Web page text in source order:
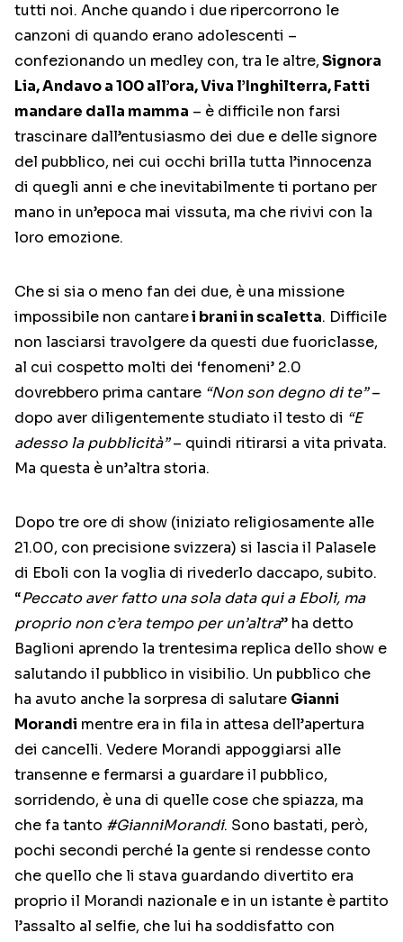
tutti noi. Anche quando i due ripercorrono le
canzoni di quando erano adolescenti –
confezionando un medley con, tra le altre,Signora
Lia, Andavo a 100 all’ora, Viva l’Inghilterra, Fatti
mandare dalla mamma – è difficile non farsi
trascinare dall’entusiasmo dei due e delle signore
del pubblico, nei cui occhi brilla tutta l’innocenza
di quegli anni e che inevitabilmente ti portano per
mano in un’epoca mai vissuta, ma che rivivi con la
loro emozione.
Che si sia o meno fan dei due, è una missione
impossibile non cantarei brani in scaletta. Difficile
non lasciarsi travolgere da questi due fuoriclasse,
al cui cospetto molti dei ‘fenomeni’ 2.0
dovrebbero prima cantare “Non son degno di te”–
dopo aver diligentemente studiato il testo di “E
adesso la pubblicità”– quindi ritirarsi a vita privata.
Ma questa è un’altra storia.
Dopo tre ore di show (iniziato religiosamente alle
21.00, con precisione svizzera) si lascia il Palasele
di Eboli con la voglia di rivederlo daccapo, subito.
“Peccato aver fatto una sola data qui a Eboli, ma
proprio non c’era tempo per un’altra” ha detto
Baglioni aprendo la trentesima replica dello show e
salutando il pubblico in visibilio. Un pubblico che
ha avuto anche la sorpresa di salutare Gianni
Morandi mentre era in fila in attesa dell’apertura
dei cancelli. Vedere Morandi appoggiarsi alle
transenne e fermarsi a guardare il pubblico,
sorridendo, è una di quelle cose che spiazza, ma
che fa tanto #GianniMorandi. Sono bastati, però,
pochi secondi perché la gente si rendesse conto
che quello che li stava guardando divertito era
proprio il Morandi nazionale e in un istante è partito
l’assalto al selfie, che lui ha soddisfatto con